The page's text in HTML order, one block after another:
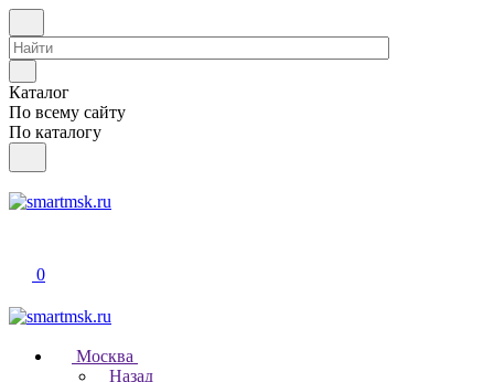
Каталог
По всему сайту
По каталогу
0
Москва
Назад